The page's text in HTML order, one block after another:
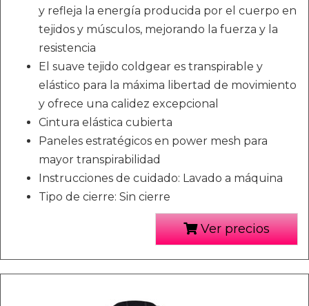
y refleja la energía producida por el cuerpo en
tejidos y músculos, mejorando la fuerza y la
resistencia
El suave tejido coldgear es transpirable y
elástico para la máxima libertad de movimiento
y ofrece una calidez excepcional
Cintura elástica cubierta
Paneles estratégicos en power mesh para
mayor transpirabilidad
Instrucciones de cuidado: Lavado a máquina
Tipo de cierre: Sin cierre
Ver precios